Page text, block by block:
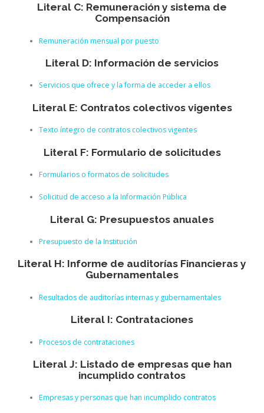
Literal C: Remuneración y sistema de
Compensación
Remuneración mensual por puesto
Literal D: Información de servicios
Servicios que ofrece y la forma de acceder a ellos
Literal E: Contratos colectivos vigentes
Texto íntegro de contratos colectivos vigentes
Literal F: Formulario de solicitudes
Formularios o formatos de solicitudes
Solicitud de acceso a la Información Pública
Literal G: Presupuestos anuales
Presupuesto de la Institución
Literal H: Informe de auditorías Financieras y
Gubernamentales
Resultados de auditorías internas y gubernamentales
Literal I: Contrataciones
Procesos de contrataciones
Literal J: Listado de empresas que han
incumplido contratos
Empresas y personas que han incumplido contratos